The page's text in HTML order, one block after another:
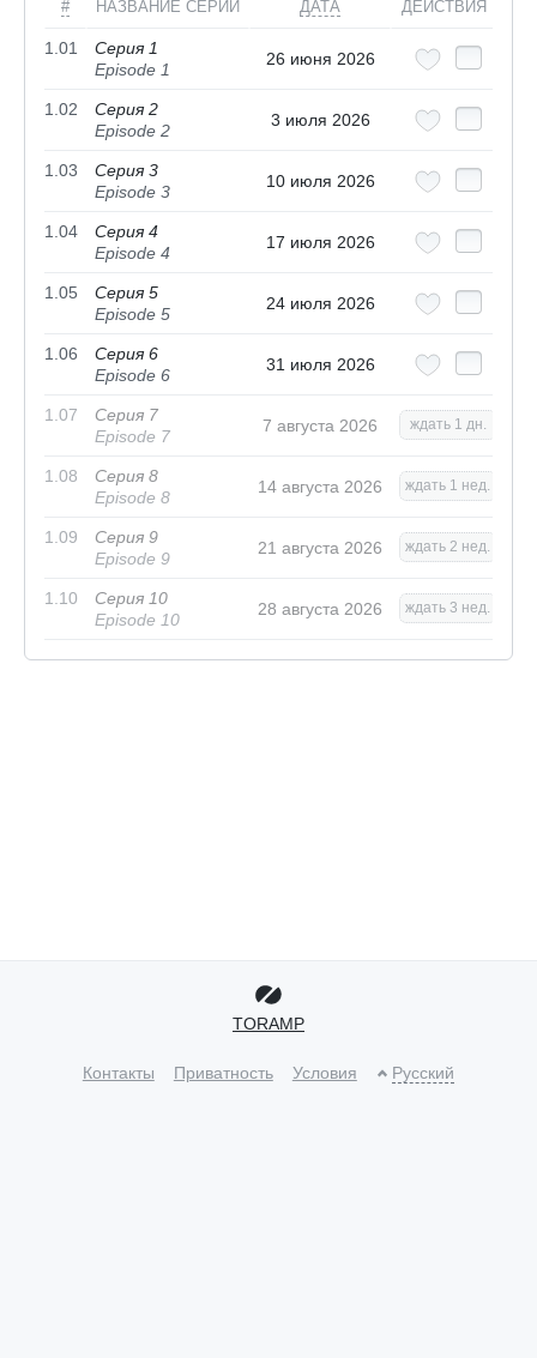
# НАЗВАНИЕ СЕРИИ ДАТА ДЕЙСТВИЯ
1.01
Серия 1
Episode 1
26 июня 2026
1.02
Серия 2
Episode 2
3 июля 2026
1.03
Серия 3
Episode 3
10 июля 2026
1.04
Серия 4
Episode 4
17 июля 2026
1.05
Серия 5
Episode 5
24 июля 2026
1.06
Серия 6
Episode 6
31 июля 2026
1.07
Серия 7
Episode 7
7 августа 2026 ждать 1 дн.
1.08
Серия 8
Episode 8
14 августа 2026 ждать 1 нед.
1.09
Серия 9
Episode 9
21 августа 2026 ждать 2 нед.
1.10
Серия 10
Episode 10
28 августа 2026 ждать 3 нед.
TORAMP
Контакты Приватность Условия Русский